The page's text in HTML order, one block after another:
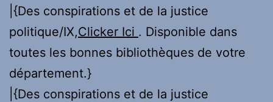
|{Des conspirations et de la justice
politique/IX,Clicker Ici . Disponible dans
toutes les bonnes bibliothèques de votre
département.}
|{Des conspirations et de la justice